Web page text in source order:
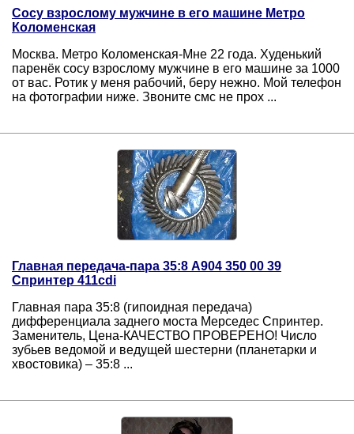
Сосу взрослому мужчине в его машине Метро
Коломенская
Москва. Метро Коломенская-Мне 22 года. Худенький
паренёк сосу взрослому мужчине в его машине за 1000
от вас. Ротик у меня рабочий, беру нежно. Мой телефон
на фотографии ниже. Звоните смс не прох ...
Главная передача-пара 35:8 A904 350 00 39
Спринтер 411cdi
Главная пара 35:8 (гипоидная передача)
дифференциала заднего моста Mерседес Спринтер.
Заменитель, Цена-КАЧЕСТВО ПРОВЕРЕНО! Число
зубьев ведомой и ведущей шестерни (планетарки и
хвостовика) – 35:8 ...